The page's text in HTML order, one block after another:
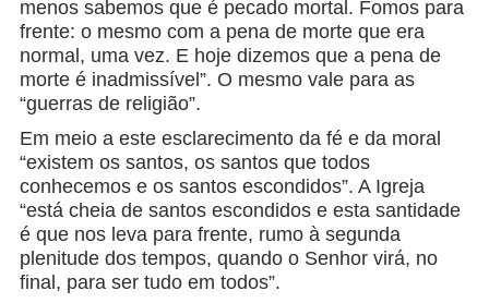
menos sabemos que é pecado mortal. Fomos para
frente: o mesmo com a pena de morte que era
normal, uma vez. E hoje dizemos que a pena de
morte é inadmissível”. O mesmo vale para as
“guerras de religião”.
Em meio a este esclarecimento da fé e da moral
“existem os santos, os santos que todos
conhecemos e os santos escondidos”. A Igreja
“está cheia de santos escondidos e esta santidade
é que nos leva para frente, rumo à segunda
plenitude dos tempos, quando o Senhor virá, no
final, para ser tudo em todos”.